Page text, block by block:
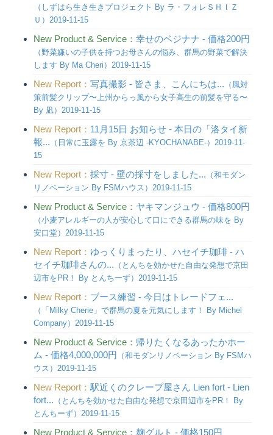
（しずはら生き生きプロジェクト By ラ・フォレＳＨＩＺ
Ｕ）2019-11-15
New Product & Service： 幸せのベジナナ - 価格200円
（野菜嫌いの子供を持つお母さんの悩み、群馬の野菜で解決
します By Ma Cheri）2019-11-15
New Report： 写真撮影 - 皆さま、こんにちは... （風対
策前髪クリップ〜上州からっ風から女子高生の前髪を守る〜
By 凪）2019-11-15
New Report： 11月15日 お知らせ - 本日の「洛タイ新
報... （日常に玉露を By 京茶辺 -KYOCHANABE-）2019-11-
15
New Report： 採寸 - 壁の採寸をしました... （和モダン
リノベーション By FSMハウス）2019-11-15
New Product & Service： ヤキマンジュウ - 価格800円
（小麦アレルギーの人が安心して口にできる群馬の味を By
安口堂）2019-11-15
New Report： ゆっくりまったり、ハセイチ珈琲 - ハ
セイチ珈琲さんの... （とんちを効かせた自由な発想で京田
辺市をPR！ By とんちーず）2019-11-15
New Report： ブース練習 - 今日はトレードフェ...
（「Milky Cherie」で群馬の夏を元気にします！ By Michel
Company）2019-11-15
New Product & Service： 帰りたくなるあったかホー
ム - 価格4,000,000円
（和モダンリノベーション By FSMハ
ウス）2019-11-15
New Report： 駅近くのクレープ屋さん Lien fort - Lien
fort... （とんちを効かせた自由な発想で京田辺市をPR！ By
とんちーず）2019-11-15
New Product & Service： 麹グルト - 価格150円